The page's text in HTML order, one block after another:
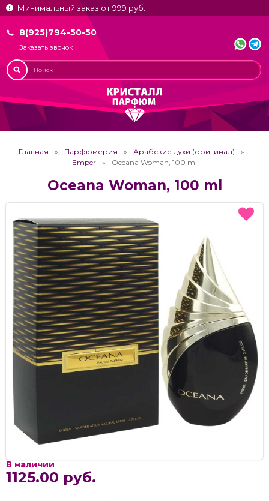
Минимальный заказ от 999 руб.
8(925)794-50-50
Заказать звонок
Главная Парфюмерия
Арабские духи (оригинал)
Emper
Oceana Woman, 100 ml
Oceana Woman, 100 ml
В наличии
1125.00 руб.